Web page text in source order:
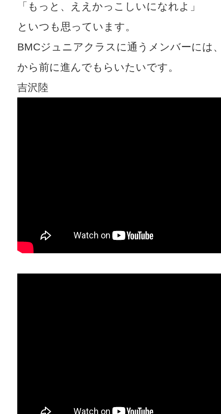
「もっと、ええかっこしいになれよ」
といつも思っています。
BMCジュニアクラスに通うメンバーには
から前に進んでもらいたいです。
吉沢陸